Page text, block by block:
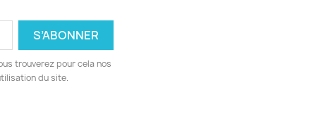
trouverez pour cela nos
du site.